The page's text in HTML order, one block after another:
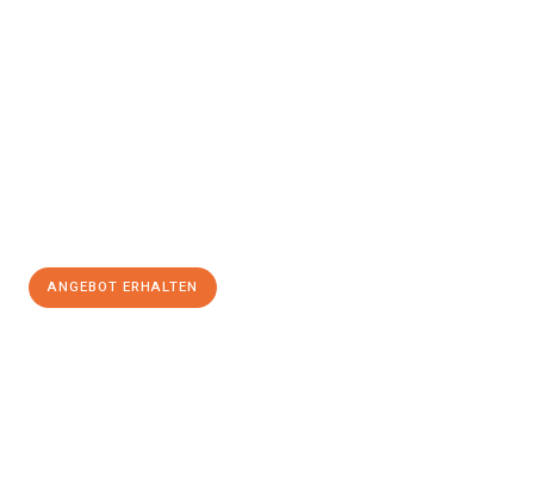
ANGEBOT ERHALTEN